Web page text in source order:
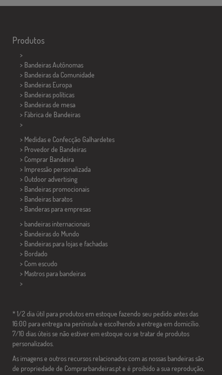
Produtos
>
> Bandeiras Autônomas
> Bandeiras da Comunidade
> Bandeiras Europa
> Bandeiras políticas
> Bandeiras de mesa
> Fábrica de Bandeiras
>
> Medidas e Confecção Galhardetes
> Provedor de Bandeiras
> Comprar Bandeira
> Impressão personalizada
> Outdoor advertising
> Bandeiras promocionais
> Bandeiras baratos
> Banderas para empresas
> bandeiras internacionais
> Bandeiras do Mundo
> Bandeiras para lojas e fachadas
> Bordado
> Com escudo
> Mastros para bandeiras
>
* 1/2 dia útil para produtos em estoque fazendo seu pedido antes das
16:00 para entrega na península e escolhendo a entrega em domicílio.
7/10 dias úteis se não estiver em estoque ou se tratar de produtos
personalizados.
As imagens e outros recursos relacionados com as nossas bandeiras são
de propriedade de Comprarbandeiras.pt e é proibido a sua reprodução,